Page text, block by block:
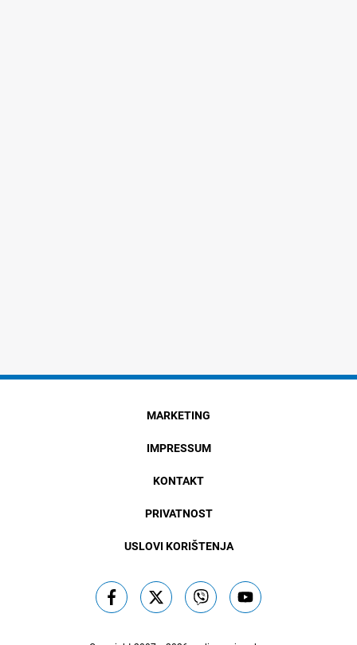
MARKETING
IMPRESSUM
KONTAKT
PRIVATNOST
USLOVI KORIŠTENJA